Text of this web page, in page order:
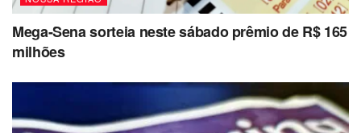
Mega-Sena sorteia neste sábado prêmio de R$ 165
milhões